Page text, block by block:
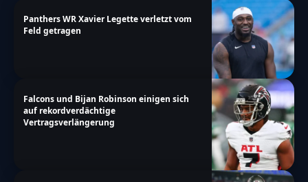
Panthers WR Xavier Legette verletzt vom
Feld getragen
Falcons und Bijan Robinson einigen sich
auf rekordverdächtige
Vertragsverlängerung